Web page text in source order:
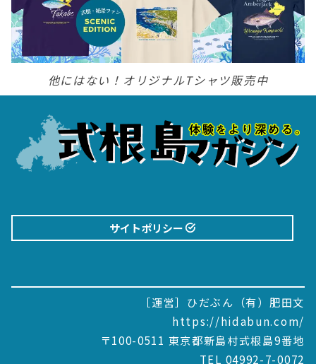
他にはない！オリジナルTシャツ販売中
サイトポリシー
［運営］ひだぶん（有）肥田文
https://hidabun.com/
〒100-0511 東京都新島村式根島9番地
TEL 04992-7-0072